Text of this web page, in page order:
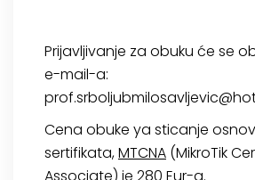
Prijavljivanje za obuku će se
e-mail-a:
Cena obuke ya sticanje
sertifikata,MTCNA (MikroTik